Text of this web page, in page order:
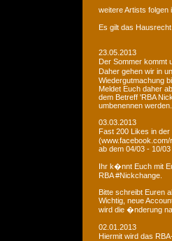
weitere Artists
Es gilt das
23.05.2013
Der Sommer kommt
Daher gehen wir in
Wiedergutmachung
Meldet Euch daher
dem Betreff 'RBA
umbenennen
03.03.2013
Fast 200 Likes in
ab dem 04/03 - 10/
Ihr k�nnt Euch mit
RBA #Nickchange.
Bitte schreibt Euren
Wichtig, neue
wird die �nderung
02.01.2013
Hiermit wird das